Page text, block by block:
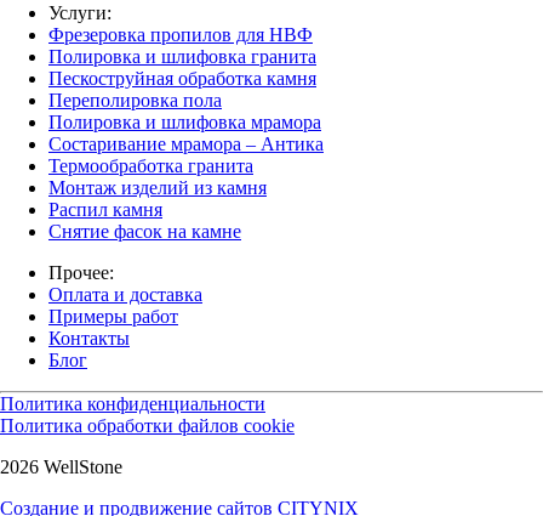
Услуги:
Фрезеровка пропилов для НВФ
Полировка и шлифовка гранита
Пескоструйная обработка камня
Переполировка пола
Полировка и шлифовка мрамора
Состаривание мрамора – Антика
Термообработка гранита
Монтаж изделий из камня
Распил камня
Снятие фасок на камне
Прочее:
Оплата и доставка
Примеры работ
Контакты
Блог
Политика конфиденциальности
Политика обработки файлов cookie
2026 WellStone
Создание и продвижение сайтов CITYNIX